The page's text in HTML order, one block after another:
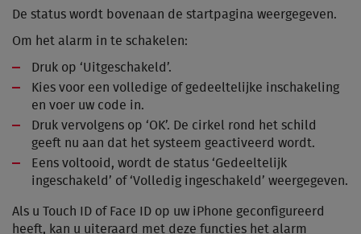
De status wordt bovenaan de startpagina weergegeven.
Om het alarm in te schakelen:
Druk op ‘Uitgeschakeld’.
Kies voor een volledige of gedeeltelijke inschakeling
en voer uw code in.
Druk vervolgens op ‘OK’. De cirkel rond het schild
geeft nu aan dat het systeem geactiveerd wordt.
Eens voltooid, wordt de status ‘Gedeeltelijk
ingeschakeld’ of ‘Volledig ingeschakeld’ weergegeven.
Als u Touch ID of Face ID op uw iPhone geconfigureerd
heeft, kan u uiteraard met deze functies het alarm